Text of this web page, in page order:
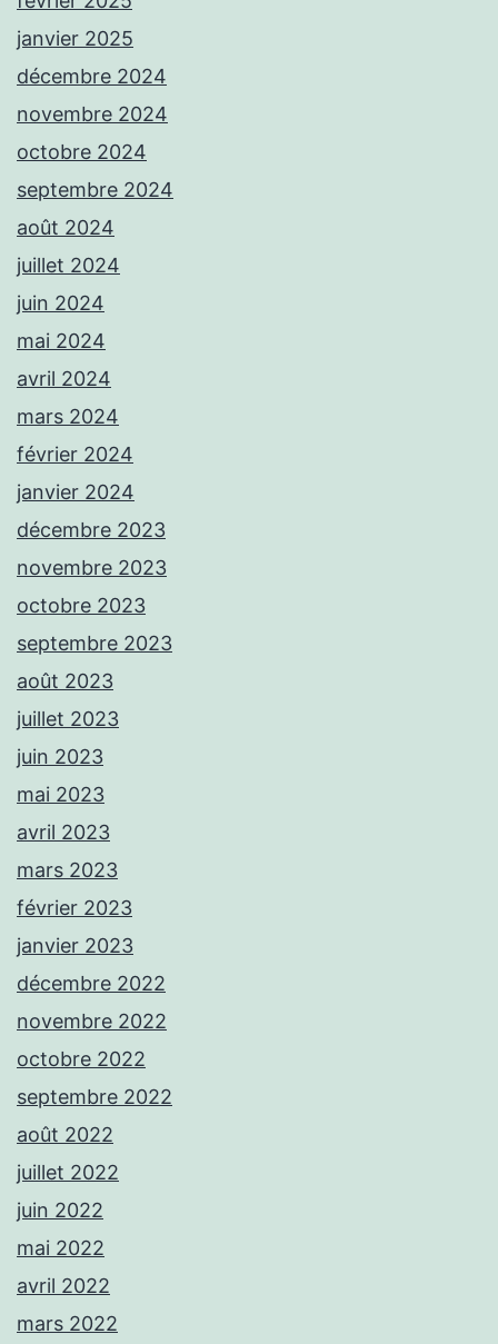
janvier 2025
décembre 2024
novembre 2024
octobre 2024
septembre 2024
août 2024
juillet 2024
juin 2024
mai 2024
avril 2024
mars 2024
février 2024
janvier 2024
décembre 2023
novembre 2023
octobre 2023
septembre 2023
août 2023
juillet 2023
juin 2023
mai 2023
avril 2023
mars 2023
février 2023
janvier 2023
décembre 2022
novembre 2022
octobre 2022
septembre 2022
août 2022
juillet 2022
juin 2022
mai 2022
avril 2022
mars 2022